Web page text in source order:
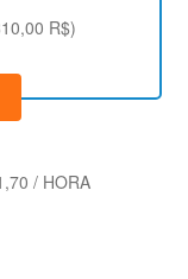
R$)
/ HORA